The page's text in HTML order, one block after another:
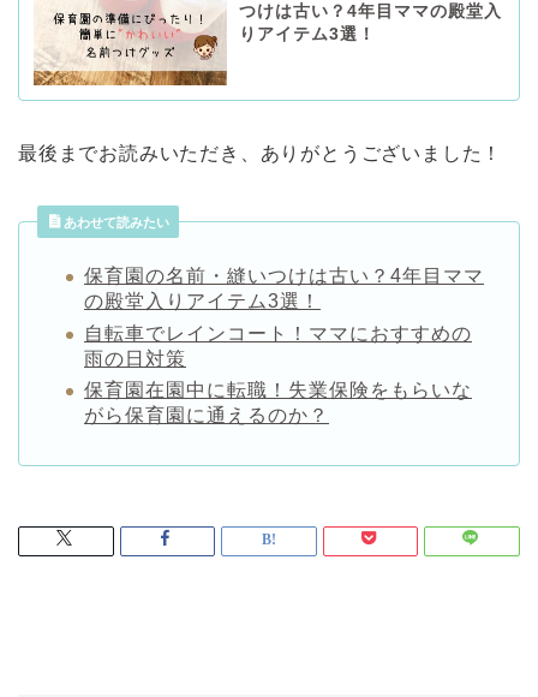
つけは古い？4年目ママの殿堂入
りアイテム3選！
最後までお読みいただき、ありがとうございました！
あわせて読みたい
保育園の名前・縫いつけは古い？4年目ママ
の殿堂入りアイテム3選！
自転車でレインコート！ママにおすすめの
雨の日対策
保育園在園中に転職！失業保険をもらいな
がら保育園に通えるのか？